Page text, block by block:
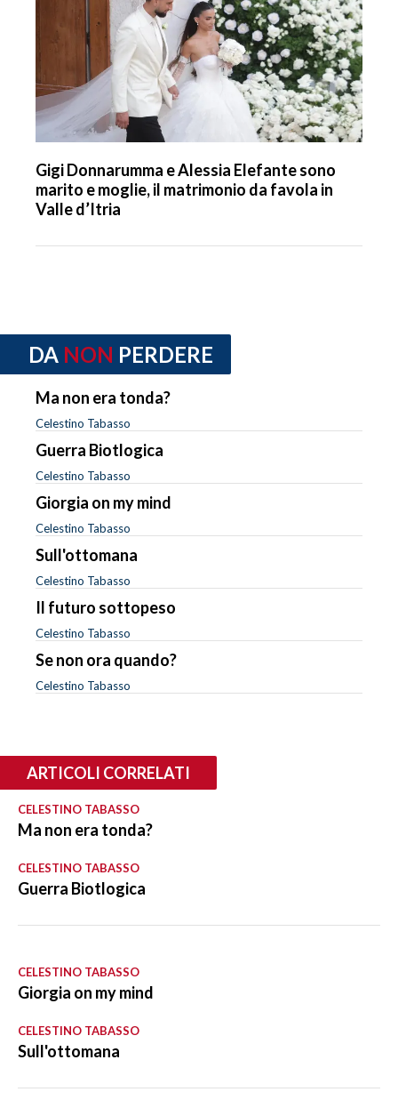
Gigi Donnarumma e Alessia Elefante sono
marito e moglie, il matrimonio da favola in
Valle d’Itria
DA NON PERDERE
Ma non era tonda?
Celestino Tabasso
Guerra Biotlogica
Celestino Tabasso
Giorgia on my mind
Celestino Tabasso
Sull'ottomana
Celestino Tabasso
Il futuro sottopeso
Celestino Tabasso
Se non ora quando?
Celestino Tabasso
ARTICOLI CORRELATI
CELESTINO TABASSO
Ma non era tonda?
CELESTINO TABASSO
Guerra Biotlogica
CELESTINO TABASSO
Giorgia on my mind
CELESTINO TABASSO
Sull'ottomana